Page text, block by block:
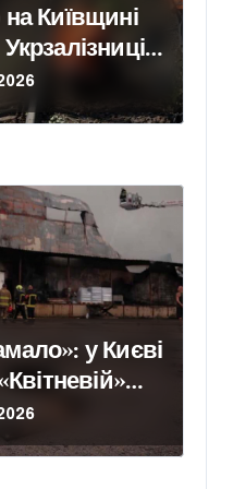
Київщині
не
час ударів
у Києві